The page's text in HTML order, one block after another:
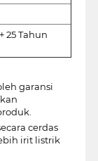
25 Tahun
garansi
cerdas
irit listrik